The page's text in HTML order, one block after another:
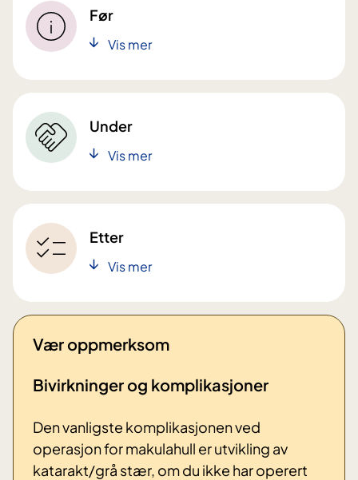
Før
Vis mer
Under
Vis mer
Etter
Vis mer
Vær oppmerksom
Bivirkninger og komplikasjoner
Den vanligste komplikasjonen ved
operasjon for makulahull er utvikling av
katarakt/grå stær, om du ikke har operert